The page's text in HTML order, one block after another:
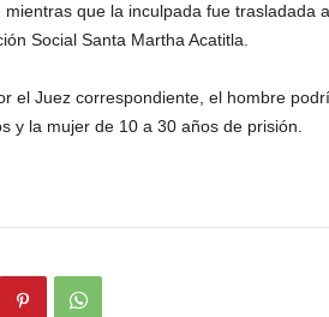
que la inculpada fue trasladada
Social Santa Martha Acatitla.
el Juez correspondiente, el hombre
y la mujer de 10 a 30 años de prisión.